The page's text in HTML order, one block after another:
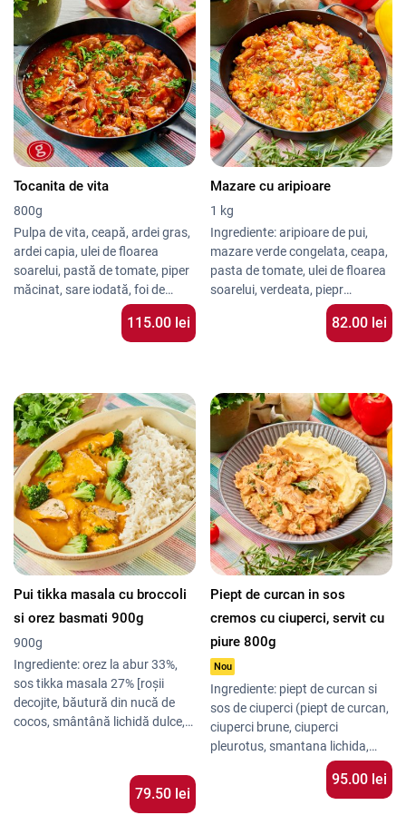
Tocanita de vita
800g
Pulpa de vita, ceapă, ardei gras,
ardei capia, ulei de floarea
soarelui, pastă de tomate, piper
măcinat, sare iodată, foi de
urme de: gluten, țelină, soia,
115.00 lei
Mazare cu aripioare
1 kg
Ingrediente: aripioare de pui,
mazare verde congelata, ceapa,
pasta de tomate, ulei de floarea
soarelui, verdeata, piepr
macinat, sare iodata.
82.00 lei
Pui tikka masala cu broccoli
si orez basmati 900g
900g
Ingrediente: orez la abur 33%,
sos tikka masala 27% [roșii
decojite, băutură din nucă de
cocos, smântână lichidă dulce,
lămâie, coriandru, boia de ardei
dulce, curcuma, ghimbir pudră,
condiment garam masala, chilli,
79.50 lei
Piept de curcan in sos
cremos cu ciuperci, servit cu
piure 800g
Nou
Ingrediente: piept de curcan si
sos de ciuperci (piept de curcan,
ciuperci brune, ciuperci
pleurotus, smantana lichida,
ceapa, crema de branza, pasta
de tomate, baby spanac, unt,
ulei de masline extravirgin,
95.00 lei